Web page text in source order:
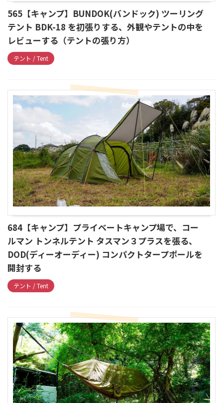
565【キャンプ】BUNDOK(バンドック) ツーリング
テント BDK-18 を初張りする、外観やテントの中を
レビューする（テントの張り方）
テント / Tent
684【キャンプ】プライベートキャンプ場で、コー
ルマン トンネルテント タスマン３プラスを張る、
DOD(ディーオーディー) コンパクトタープポールを
開封する
テント / Tent